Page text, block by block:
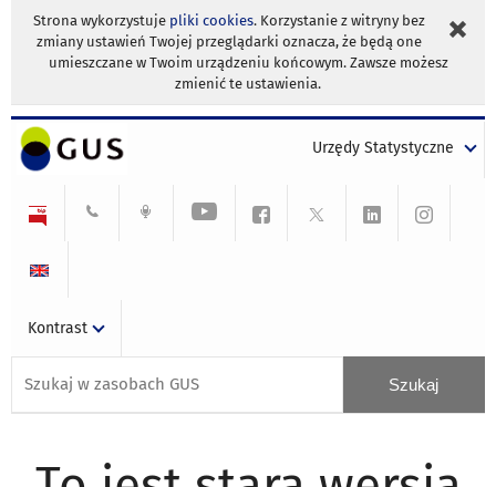
Strona wykorzystuje pliki cookies. Korzystanie z witryny bez
zmiany ustawień Twojej przeglądarki oznacza, że będą one
umieszczane w Twoim urządzeniu końcowym. Zawsze możesz
zmienić te ustawienia.
Urzędy Statystyczne
Kontrast